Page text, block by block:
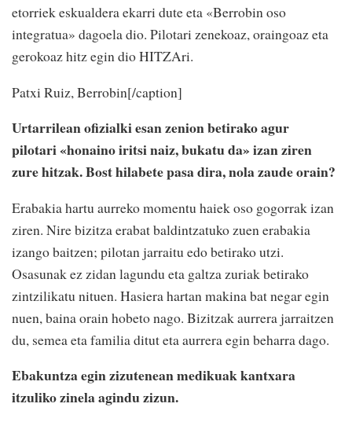
etorriek eskualdera ekarri dute eta «Berrobin oso
integratua» dagoela dio. Pilotari zenekoaz, oraingoaz eta
gerokoaz hitz egin dio HITZAri.
Patxi Ruiz, Berrobin[/caption]
Urtarrilean ofizialki esan zenion betirako agur
pilotari «honaino iritsi naiz, bukatu da» izan ziren
zure hitzak. Bost hilabete pasa dira, nola zaude orain?
Erabakia hartu aurreko momentu haiek oso gogorrak izan
ziren. Nire bizitza erabat baldintzatuko zuen erabakia
izango baitzen; pilotan jarraitu edo betirako utzi.
Osasunak ez zidan lagundu eta galtza zuriak betirako
zintzilikatu nituen. Hasiera hartan makina bat negar egin
nuen, baina orain hobeto nago. Bizitzak aurrera jarraitzen
du, semea eta familia ditut eta aurrera egin beharra dago.
Ebakuntza egin zizutenean medikuak kantxara
itzuliko zinela agindu zizun.